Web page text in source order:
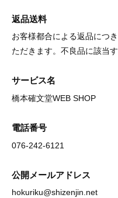
返品送料
お客様都合による返品につ
ただきます。不良品に該当
サービス名
橋本確文堂WEB SHOP
電話番号
076-242-6121
公開メールアドレス
hokuriku@shizenjin.net